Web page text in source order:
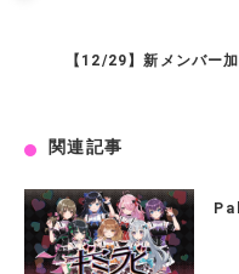
【12/29】新メンバー
関連記事